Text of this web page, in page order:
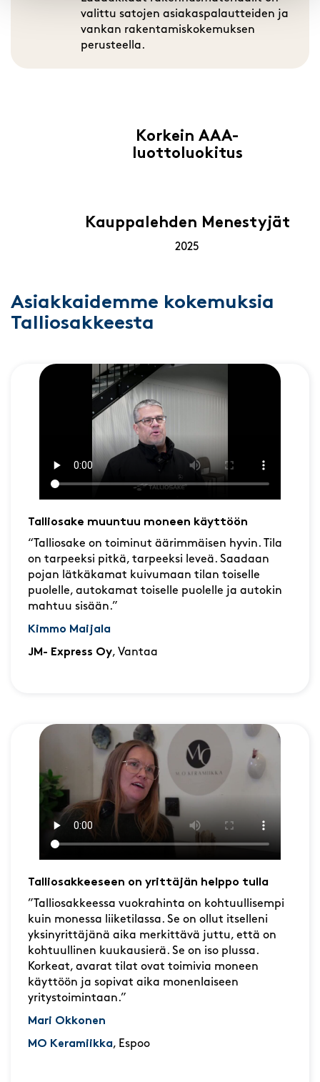
valittu satojen asiakaspalautteiden ja
vankan rakentamiskokemuksen
perusteella.
Korkein AAA-
luottoluokitus
Kauppalehden Menestyjät
2025
Asiakkaidemme kokemuksia
Talliosakkeesta
Talliosake muuntuu moneen käyttöön
“Talliosake on toiminut äärimmäisen hyvin. Tila
on tarpeeksi pitkä, tarpeeksi leveä. Saadaan
pojan lätkäkamat kuivumaan tilan toiselle
puolelle, autokamat toiselle puolelle ja autokin
mahtuu sisään.”
Kimmo Maijala
JM- Express Oy, Vantaa
Talliosakkeeseen on yrittäjän helppo tulla
”Talliosakkeessa vuokrahinta on kohtuullisempi
kuin monessa liiketilassa. Se on ollut itselleni
yksinyrittäjänä aika merkittävä juttu, että on
kohtuullinen kuukausierä. Se on iso plussa.
Korkeat, avarat tilat ovat toimivia moneen
käyttöön ja sopivat aika monenlaiseen
yritystoimintaan.”
Mari Okkonen
MO Keramiikka, Espoo